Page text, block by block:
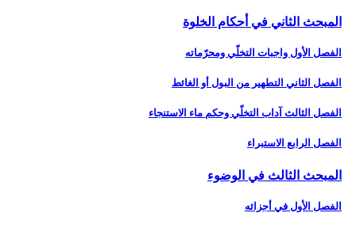
المبحث الثاني في أحكام الخلوة
الفصل الأول واجبات التخلّي ومحرّماته‏
الفصل الثاني التطهير من البول أو الغائط
الفصل الثالث آداب التخلّي وحكم ماء الاستنجاء
الفصل الرابع الاستبراء
المبحث الثالث في الوضوء
الفصل الأول في أجزائه‏